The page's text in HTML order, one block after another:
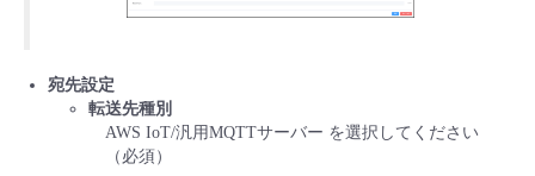
宛先設定
転送先種別
AWS IoT/汎用MQTTサーバー を選択してください
（必須）